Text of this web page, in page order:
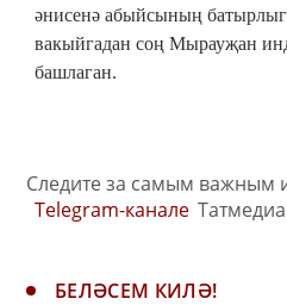
әнисенә абыйсының
вакыйгадан соң Мырауҗан
башлаган.
Следите за самым важным
Telegram-канале Татмедиа
БЕЛӘСЕМ КИЛӘ!